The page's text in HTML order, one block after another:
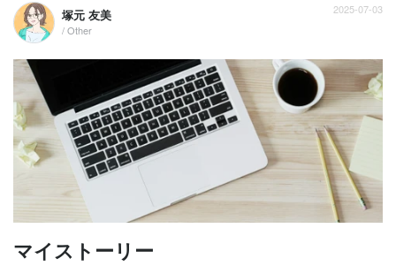
塚元 友美
/ Other
2025-07-03
マイストーリー